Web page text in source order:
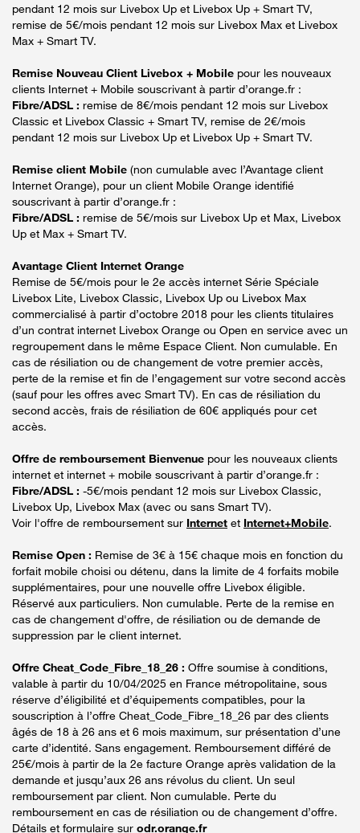
pendant 12 mois sur Livebox Up et Livebox Up + Smart TV,
remise de 5€/mois pendant 12 mois sur Livebox Max et Livebox
Max + Smart TV.
Remise Nouveau Client Livebox + Mobile pour les nouveaux
clients Internet + Mobile souscrivant à partir d’orange.fr :
Fibre/ADSL : remise de 8€/mois pendant 12 mois sur Livebox
Classic et Livebox Classic + Smart TV, remise de 2€/mois
pendant 12 mois sur Livebox Up et Livebox Up + Smart TV.
Remise client Mobile (non cumulable avec l’Avantage client
Internet Orange), pour un client Mobile Orange identifié
souscrivant à partir d’orange.fr :
Fibre/ADSL : remise de 5€/mois sur Livebox Up et Max, Livebox
Up et Max + Smart TV.
Avantage Client Internet Orange
Remise de 5€/mois pour le 2e accès internet Série Spéciale
Livebox Lite, Livebox Classic, Livebox Up ou Livebox Max
commercialisé à partir d’octobre 2018 pour les clients titulaires
d’un contrat internet Livebox Orange ou Open en service avec un
regroupement dans le même Espace Client. Non cumulable. En
cas de résiliation ou de changement de votre premier accès,
perte de la remise et fin de l’engagement sur votre second accès
(sauf pour les offres avec Smart TV). En cas de résiliation du
second accès, frais de résiliation de 60€ appliqués pour cet
accès.
Offre de remboursement Bienvenue pour les nouveaux clients
internet et internet + mobile souscrivant à partir d’orange.fr :
Fibre/ADSL : -5€/mois pendant 12 mois sur Livebox Classic,
Livebox Up, Livebox Max (avec ou sans Smart TV).
Voir l'offre de remboursement sur Internet et Internet+Mobile.
Remise Open : Remise de 3€ à 15€ chaque mois en fonction du
forfait mobile choisi ou détenu, dans la limite de 4 forfaits mobile
supplémentaires, pour une nouvelle offre Livebox éligible.
Réservé aux particuliers. Non cumulable. Perte de la remise en
cas de changement d'offre, de résiliation ou de demande de
suppression par le client internet.
Offre Cheat_Code_Fibre_18_26 : Offre soumise à conditions,
valable à partir du 10/04/2025 en France métropolitaine, sous
réserve d’éligibilité et d’équipements compatibles, pour la
souscription à l’offre Cheat_Code_Fibre_18_26 par des clients
âgés de 18 à 26 ans et 6 mois maximum, sur présentation d’une
carte d’identité. Sans engagement. Remboursement différé de
25€/mois à partir de la 2e facture Orange après validation de la
demande et jusqu’aux 26 ans révolus du client. Un seul
remboursement par client. Non cumulable. Perte du
remboursement en cas de résiliation ou de changement d’offre.
Détails et formulaire sur odr.orange.fr